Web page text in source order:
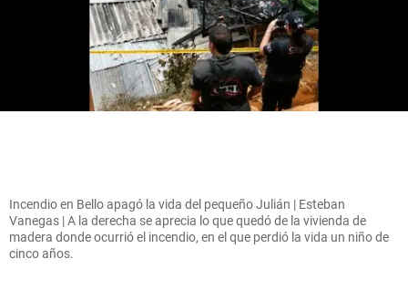
Incendio en Bello apagó la vida del pequeño Julián | Esteban
Vanegas | A la derecha se aprecia lo que quedó de la vivienda de
madera donde ocurrió el incendio, en el que perdió la vida un niño de
cinco años.